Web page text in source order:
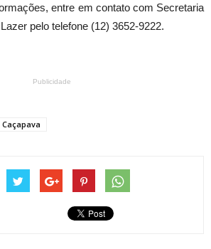
entre em contato com Secretaria
pelo telefone (12) 3652-9222.
Publicidade